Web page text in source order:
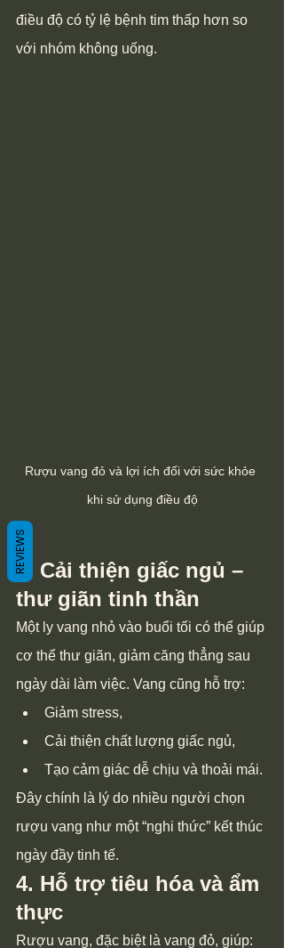
điều độ có tỷ lệ bệnh tim thấp hơn so
với nhóm không uống.
Rượu vang đỏ và lợi ích đối với sức khỏe
khi sử dụng điều độ
3. Cải thiện giấc ngủ –
thư giãn tinh thần
Một ly vang nhỏ vào buổi tối có thể giúp
cơ thể thư giãn, giảm căng thẳng sau
ngày dài làm việc. Vang cũng hỗ trợ:
Giảm stress,
Cải thiện chất lượng giấc ngủ,
Tạo cảm giác dễ chịu và thoải mái.
Đây chính là lý do nhiều người chọn
rượu vang như một “nghi thức” kết thúc
ngày đầy tinh tế.
4. Hỗ trợ tiêu hóa và ẩm
thực
Rượu vang, đặc biệt là vang đỏ, giúp:
REVIEWS